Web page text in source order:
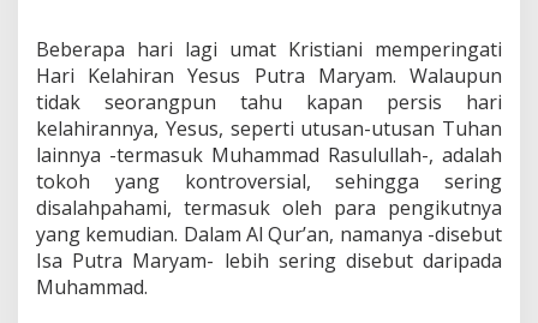
u
s
u
t
a
M
a
r
y
Beberapa hari lagi umat Kristiani memperingati
Hari Kelahiran Yesus Putra Maryam. Walaupun
tidak seorangpun tahu kapan persis hari
kelahirannya, Yesus, seperti utusan-utusan Tuhan
lainnya -termasuk Muhammad Rasulullah-, adalah
tokoh yang kontroversial, sehingga sering
disalahpahami, termasuk oleh para pengikutnya
yang kemudian. Dalam Al Qur’an, namanya -disebut
Isa Putra Maryam- lebih sering disebut daripada
Muhammad.